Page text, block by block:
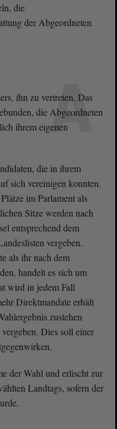
die
der Abgeordneten
A
ihn zu vertreten. Das
die Abgeordneten
ihrem eigenen
die in ihrem
sich vereinigen konnten.
im Parlament als
Sitze werden nach
entsprechend dem
vergeben.
als ihr nach dem
handelt es sich um
wird in jedem Fall
Direktmandate erhält
zustehen
Dies soll einer
der Wahl und erlischt zur
Landtags, sofern der